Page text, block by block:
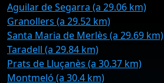
Aguilar de Segarra (a 29.06 km)
Granollers (a 29.52 km)
Santa Maria de Merlès (a 29.69 km)
Taradell (a 29.84 km)
Prats de Lluçanès (a 30.37 km)
Montmeló (a 30.4 km)